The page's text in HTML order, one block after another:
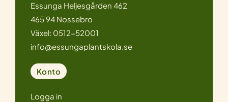
Essunga Heljesgården 462
465 94 Nossebro
Växel: 0512-52001
info@essungaplantskola.se
Konto
Logga in